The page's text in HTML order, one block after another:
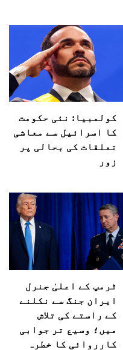
کولمبیا: نئی حکومت
کا اسرائیل سے معاشی
تعلقات کی بحالی پر
زور
ٹرمپ کے اعلیٰ جنرل
ایران جنگ سے نکلنے
کے راستے کی تلاش
میں؛ وسیع تر جوابی
کارروائی کا خطرہ